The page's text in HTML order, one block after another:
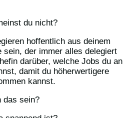
du nicht?
hoffentlich aus deinem
sein, der immer alles delegiert
darüber, welche Jobs du an
damit du höherwertigere
kannst.
das sein?